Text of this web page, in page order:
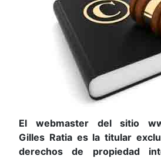
El webmaster del sitio
Gilles Ratia es la titular
derechos de propiedad